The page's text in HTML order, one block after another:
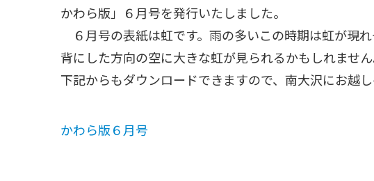
かわら版」６月号を発行いたしました。
６月号の表紙は虹です。雨の多いこの時期は虹が現
背にした方向の空に大きな虹が見られるかもしれませ
下記からもダウンロードできますので、南大沢にお越
かわら版６月号